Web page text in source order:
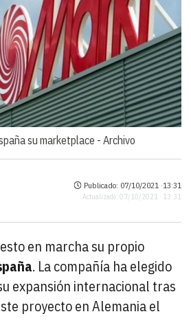
su marketplace -Archivo
Publicado: 07/10/2021 ·13:31
Actualizado: 07/10/2021 · 13:31
en marcha su propio
. La compañía ha elegido
expansión internacional tras
proyecto en Alemania el